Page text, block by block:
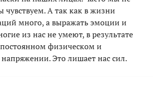
чувствуем. А так как в жизни
много, а выражать эмоции и
из нас не умеют, в результате
физическом и
Это лишает нас сил.